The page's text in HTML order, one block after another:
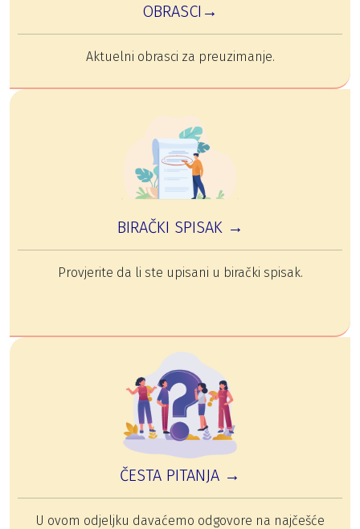
OBRASCI→
Aktuelni obrasci za preuzimanje.
BIRAČKI SPISAK →
Provjerite da li ste upisani u birački spisak.
ČESTA PITANJA →
U ovom odjeljku davaćemo odgovore na najčešće